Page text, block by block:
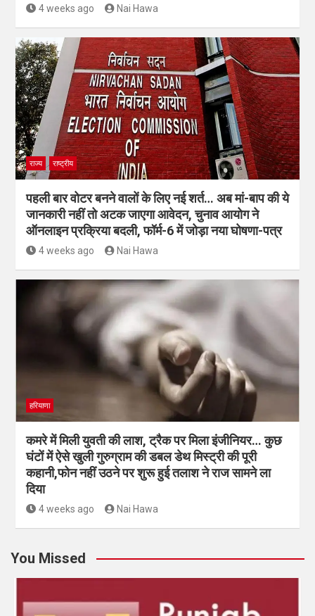
4 weeks ago Nai Hawa
राज्य राष्ट्रीय
पहली बार वोटर बनने वालों के लिए नई शर्त… अब मां-बाप की ये
जानकारी नहीं तो अटक जाएगा आवेदन, चुनाव आयोग ने
ऑनलाइन प्रक्रिया बदली, फॉर्म-6 में जोड़ा नया घोषणा-पत्र
4 weeks ago Nai Hawa
हरियाणा
कमरे में मिली युवती की लाश, ट्रैक पर मिला इंजीनियर… कुछ
घंटों में ऐसे खुली गुरुग्राम की डबल डेथ मिस्ट्री की पूरी
कहानी,फोन नहीं उठने पर शुरू हुई तलाश ने राज सामने ला
दिया
4 weeks ago Nai Hawa
You Missed